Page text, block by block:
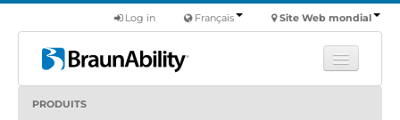
Site Web mondial
Français
Log in
PRODUITS